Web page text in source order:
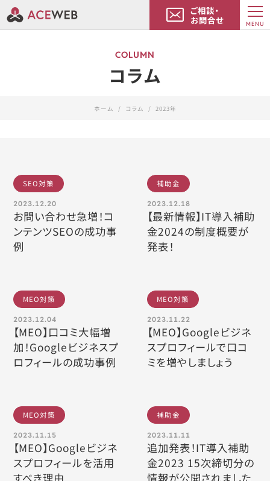
ご相談・
お問合せ
MENU
COLUMN
コラム
ホーム コラム 2023年
SEO対策
2023.12.20
お問い合わせ急増！コ
ンテンツSEOの成功事
例
補助金
2023.12.18
【最新情報】IT導入補助
金2024の制度概要が
発表！
MEO対策
2023.12.04
【MEO】口コミ大幅増
加！Googleビジネスプ
ロフィールの成功事例
MEO対策
2023.11.22
【MEO】Googleビジネ
スプロフィールで口コ
ミを増やしましょう
MEO対策
2023.11.15
【MEO】Googleビジネ
スプロフィールを活用
すべき理由
補助金
2023.11.11
追加発表！IT導入補助
金2023 15次締切分の
情報が公開されました